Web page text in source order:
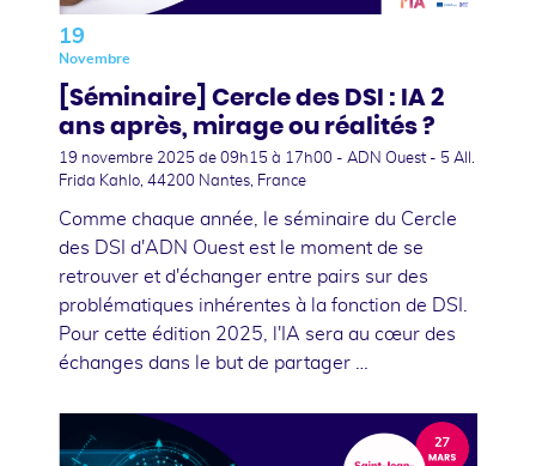
19
Novembre
[Séminaire] Cercle des DSI : IA 2
ans après, mirage ou réalités ?
19 novembre 2025 de 09h15 à 17h00 - ADN Ouest - 5 All.
Frida Kahlo, 44200 Nantes, France
Comme chaque année, le séminaire du Cercle
des DSI d'ADN Ouest est le moment de se
retrouver et d'échanger entre pairs sur des
problématiques inhérentes à la fonction de DSI.
Pour cette édition 2025, l'IA sera au cœur des
échanges dans le but de partager …